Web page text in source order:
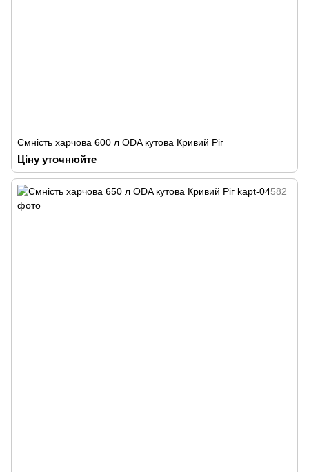
Ємність харчова 600 л ODA кутова Кривий Ріг
Ціну уточнюйте